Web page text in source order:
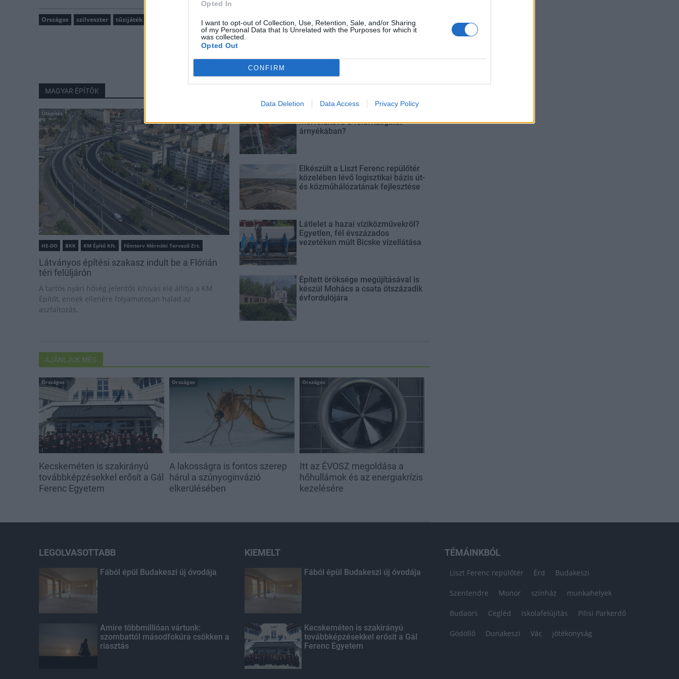
Opted In
I want to opt-out of Collection, Use, Retention, Sale, and/or Sharing
of my Personal Data that Is Unrelated with the Purposes for which it
was collected.
Opted Out
CONFIRM
Data Deletion Data Access Privacy Policy
Országos szilveszter tűzijáték
MAGYAR ÉPÍTŐK
Útépítés
HE-DO BKK KM Építő Kft. Főmterv Mérnöki Tervező Zrt.
Látványos építési szakasz indult be a Flórián
téri felüljárón
A tartós nyári hőség jelentős kihívás elé állítja a KM
Építőt, ennek ellenére folyamatosan halad az
aszfaltozás.
mérföldköve a felülvizsgálat
árnyékában?
Elkészült a Liszt Ferenc repülőtér
közelében lévő logisztikai bázis út-
és közműhálózatának fejlesztése
Látlelet a hazai víziközművekről?
Egyetlen, fél évszázados
vezetéken múlt Bicske vízellátása
Épített öröksége megújításával is
készül Mohács a csata ötszázadik
évfordulójára
AJÁNLJUK MÉG
Országos
Kecskeméten is szakirányú
továbbképzésekkel erősít a Gál
Ferenc Egyetem
Országos
A lakosságra is fontos szerep
hárul a szúnyoginvázió
elkerülésében
Országos
Itt az ÉVOSZ megoldása a
hőhullámok és az energiakrízis
kezelésére
LEGOLVASOTTABB
Fából épül Budakeszi új óvodája
Amire többmillióan vártunk:
szombattól másodfokúra csökken a
riasztás
KIEMELT
Fából épül Budakeszi új óvodája
Kecskeméten is szakirányú
továbbképzésekkel erősít a Gál
Ferenc Egyetem
TÉMÁINKBÓL
Liszt Ferenc repülőtér Érd Budakeszi
Szentendre Monor színház munkahelyek
Budaörs Cegléd iskolafelújítás Pilisi Parkerdő
Gödöllő Dunakeszi Vác jótékonyság